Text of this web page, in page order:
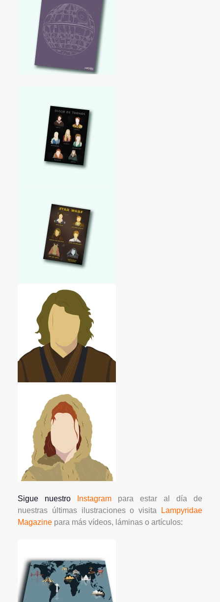
Sigue nuestroInstagram
para estar al día de
nuestras últimas ilustraciones o visita
Lampyridae
Magazinepara más vídeos, láminas o artículos: